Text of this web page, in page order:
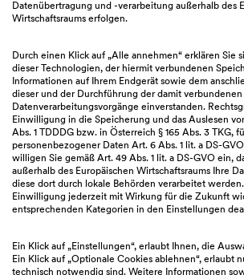
Beschwerdemanagement
Wissen
easybank App
FAQ
Sicherheit
PSD2
Rückzahlungstipps
Datenübertragung und -verarbeitung außerhalb des
Wirtschaftsraums erfolgen.
Durch einen Klick auf „Alle annehmen“ erklären Sie
dieser Technologien, der hiermit verbundenen
Informationen auf Ihrem Endgerät sowie dem
dieser und der Durchführung der damit verbundenen
Datenverarbeitungsvorgänge einverstanden.
Einwilligung in die Speicherung und das Auslesen
Abs. 1 TDDDG bzw. in Österreich § 165 Abs. 3 TKG,
personenbezogener Daten Art. 6 Abs. 1 lit. a DS-
willigen Sie gemäß Art. 49 Abs. 1 lit. a DS-GVO ein,
außerhalb des Europäischen Wirtschaftsraums Ihre
diese dort durch lokale Behörden verarbeitet
Einwilligung jederzeit mit Wirkung für die Zukunft
entsprechenden Kategorien in den Einstellungen
Ein Klick auf „Einstellungen“, erlaubt Ihnen, die
Ein Klick auf „Optionale Cookies ablehnen“, erlaubt
technisch notwendig sind. Weitere Informationen